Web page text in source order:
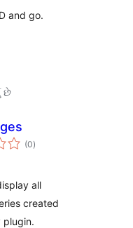
and go.
છે
(0કુલ
રેટિંગ્સ
)
all
created
plugin.